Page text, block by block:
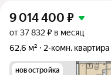
9 014 400 ₽
от 37 832 ₽ в месяц
62,6 м²
2-комн. квартира
новостройка